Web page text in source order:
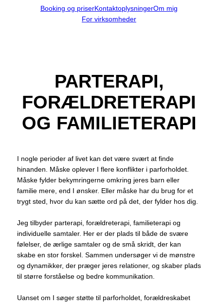
Booking og priserKontaktoplysningerOm mig
For virksomheder
PARTERAPI,
FORÆLDRETERAPI
OG FAMILIETERAPI
I nogle perioder af livet kan det være svært at finde
hinanden. Måske oplever I flere konflikter i parforholdet.
Måske fylder bekymringerne omkring jeres barn eller
familie mere, end I ønsker. Eller måske har du brug for et
trygt sted, hvor du kan sætte ord på det, der fylder hos dig.
Jeg tilbyder parterapi, forældreterapi, familieterapi og
individuelle samtaler. Her er der plads til både de svære
følelser, de ærlige samtaler og de små skridt, der kan
skabe en stor forskel. Sammen undersøger vi de mønstre
og dynamikker, der præger jeres relationer, og skaber plads
til større forståelse og bedre kommunikation.
Uanset om I søger støtte til parforholdet, forældreskabet